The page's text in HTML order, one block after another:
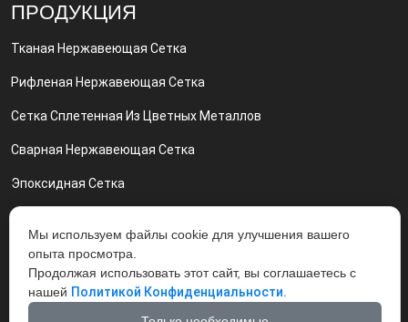
ПРОДУКЦИЯ
Тканая Нержавеющая Сетка
Рифленая Нержавеющая Сетка
Сетка Сплетенная Из Цветных Металлов
Сварная Нержавеющая Сетка
Эпоксидная Сетка
Грохот Вибрационный Вибросита
Экструдерные Фильтры
Мы используем файлы cookie для улучшения вашего
опыта просмотра.
Продолжая использовать этот сайт, вы соглашаетесь с
нашей Политикой Конфиденциальности.